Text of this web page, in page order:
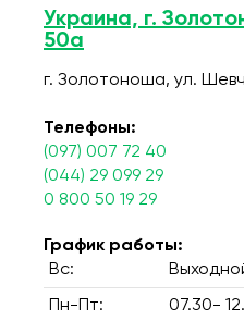
Украина, г.
50а
г. Золотоноша, ул.
Телефоны:
(097) 007 72 40
(044) 29 099 29
0 800 50 19 29
График работы:
Вс:
Пн-Пт: 07.30-